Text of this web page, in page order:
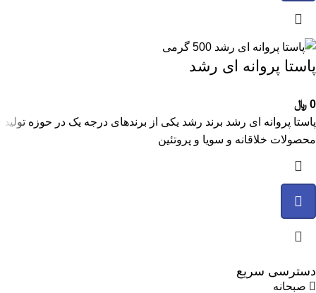
پاستا پروانه ای رشد
0 ﷼
پاستا پروانه ای رشد برند رشد یکی از برندهای درجه یک در حوزه تولید
محصولات خلاقانه و سویا و پروتئین
دسترسی سریع
صبحانه